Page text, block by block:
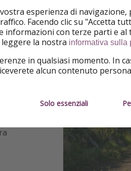
delle
sportivi
esperienza di
Facendo clic su "Accetta
informazioni con terze parti e
la nostra informativa sulla
in qualsiasi momento. In
alcun contenuto
Solo essenziali